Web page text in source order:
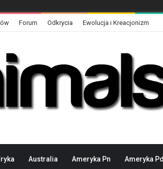
Forum Odkrycia Ewolucja i Kreacjonizm
Australia Ameryka Pn Ameryka Pd